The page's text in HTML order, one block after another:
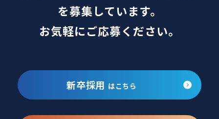
を募集しています。
お気軽にご応募ください。
新卒採用 はこちら